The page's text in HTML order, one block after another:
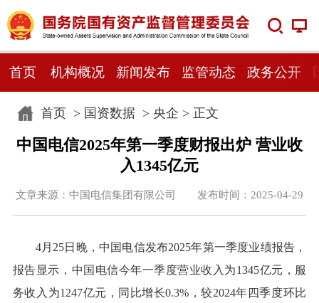
首页 机构概况 新闻发布 监管动态 政务公开
首页> 国资数据> 央企 > 正文
中国电信2025年第一季度财报出炉 营业收
入1345亿元
文章来源：中国电信集团有限公司 发布时间：2025-04-29
4月25日晚，中国电信发布2025年第一季度业绩报告，
报告显示，中国电信今年一季度营业收入为1345亿元，服
务收入为1247亿元，同比增长0.3%，较2024年四季度环比